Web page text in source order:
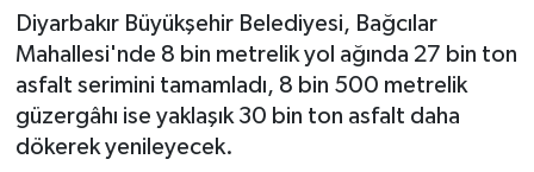
Diyarbakır Büyükşehir Belediyesi, Bağcılar
Mahallesi'nde 8 bin metrelik yol ağında 27 bin ton
asfalt serimini tamamladı, 8 bin 500 metrelik
güzergâhı ise yaklaşık 30 bin ton asfalt daha
dökerek yenileyecek.
Canlı Maç
Son Dakika Haberleri